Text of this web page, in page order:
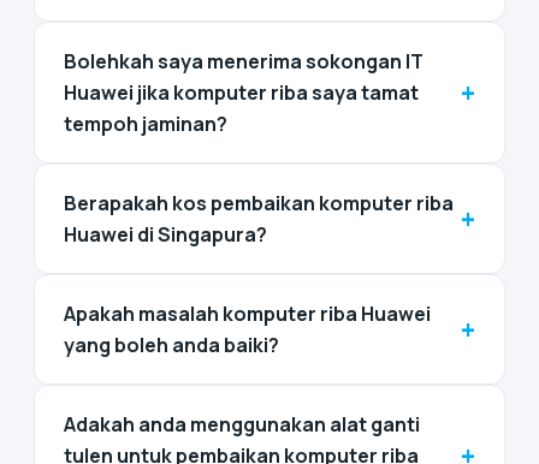
Bolehkah saya menerima sokongan IT
Huawei jika komputer riba saya tamat
tempoh jaminan?
+
Berapakah kos pembaikan komputer riba
Huawei di Singapura?
+
Apakah masalah komputer riba Huawei
yang boleh anda baiki?
+
Adakah anda menggunakan alat ganti
tulen untuk pembaikan komputer riba
+